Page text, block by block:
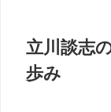
立川談志
歩み